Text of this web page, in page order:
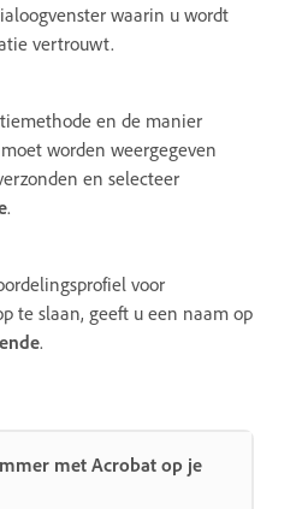
waarin u wordt
vertrouwt.
en de manier
worden weergegeven
en selecteer
.
voor
te slaan, geeft u een naam op
.
met Acrobat op je